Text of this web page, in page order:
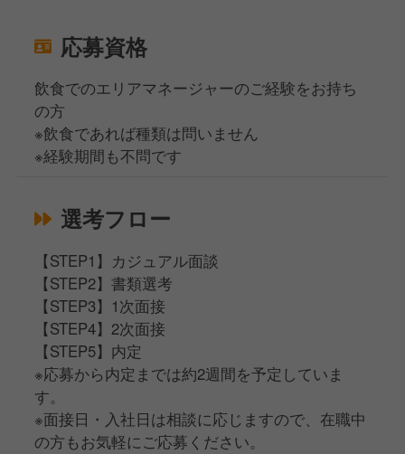
応募資格
飲食でのエリアマネージャーのご経験をお持ち
の方
※飲食であれば種類は問いません
※経験期間も不問です
選考フロー
【STEP1】カジュアル面談
【STEP2】書類選考
【STEP3】1次面接
【STEP4】2次面接
【STEP5】内定
※応募から内定までは約2週間を予定していま
す。
※面接日・入社日は相談に応じますので、在職中
の方もお気軽にご応募ください。